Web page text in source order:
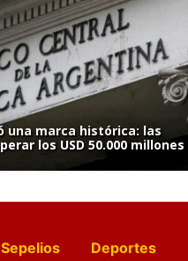
una marca histórica: las
los USD 50.000 millones
Sepelios Deportes